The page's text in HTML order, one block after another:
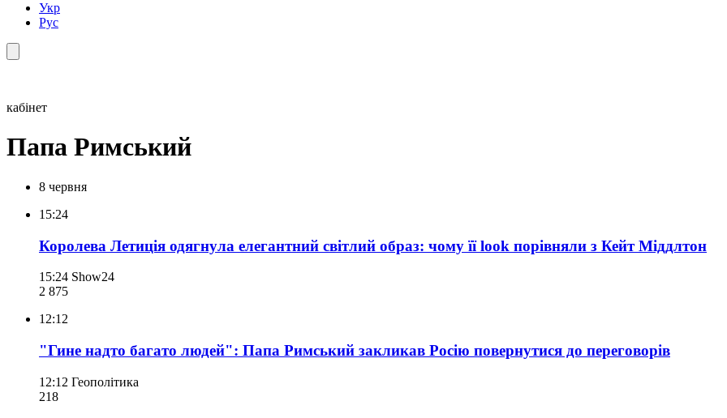
Укр
Рус
кабінет
Папа Римський
8 червня
15:24
Королева Летиція одягнула елегантний світлий образ: чому її look порівняли з Кейт Міддлтон
15:24 Show24
2 875
12:12
"Гине надто багато людей": Папа Римський закликав Росію повернутися до переговорів
12:12 Геополітика
218